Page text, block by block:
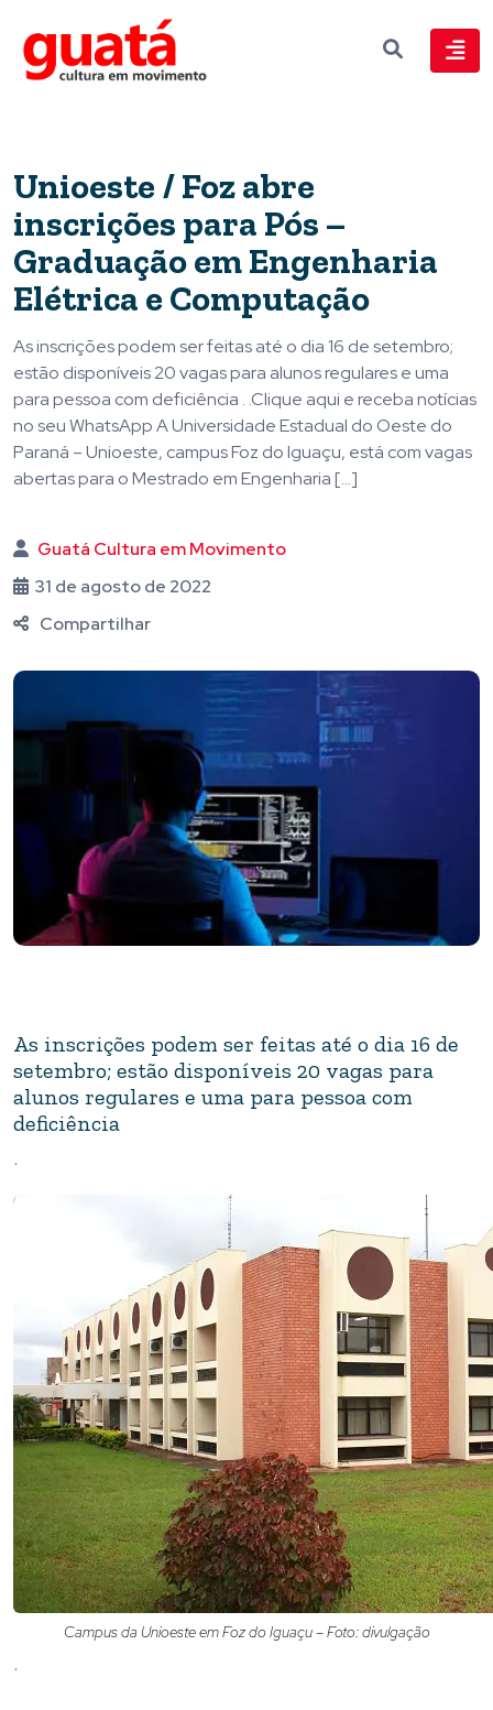
Unioeste / Foz abre
inscrições para Pós –
Graduação em Engenharia
Elétrica e Computação
As inscrições podem ser feitas até o dia 16 de setembro;
estão disponíveis 20 vagas para alunos regulares e uma
para pessoa com deficiência . .Clique aqui e receba notícias
no seu WhatsApp A Universidade Estadual do Oeste do
Paraná – Unioeste, campus Foz do Iguaçu, está com vagas
abertas para o Mestrado em Engenharia […]
Guatá Cultura em Movimento
31 de agosto de 2022
Compartilhar
As inscrições podem ser feitas até o dia 16 de
setembro; estão disponíveis 20 vagas para
alunos regulares e uma para pessoa com
deficiência
.
Campus da Unioeste em Foz do Iguaçu – Foto: divulgação
.